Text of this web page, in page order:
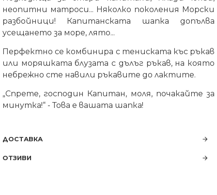
неопитни матроси... Няколко поколения Морски
разбойници! Капитанската шапка допълва
усещането за море, лято...
Перфектно се комбинира с тениската къс ръкав
или моряшката блузата с дълъг ръкав, на която
небрежно сте навили ръкавите до лактите.
„Спрете, господин Капитан, моля, почакайте за
минутка!“ - Това е вашата шапка!
ДОСТАВКА
ОТЗИВИ